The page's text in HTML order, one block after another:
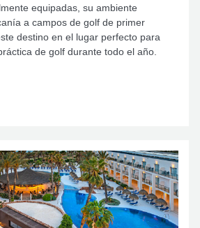
equipadas, su ambiente
a campos de golf de primer
destino en el lugar perfecto para
de golf durante todo el año.